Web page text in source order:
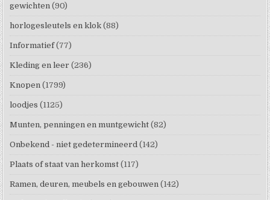
gewichten (90)
horlogesleutels en klok (88)
Informatief (77)
Kleding en leer (236)
Knopen (1799)
loodjes (1125)
Munten, penningen en muntgewicht (82)
Onbekend - niet gedetermineerd (142)
Plaats of staat van herkomst (117)
Ramen, deuren, meubels en gebouwen (142)